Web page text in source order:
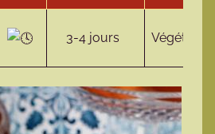
3-4 jours Végétalien